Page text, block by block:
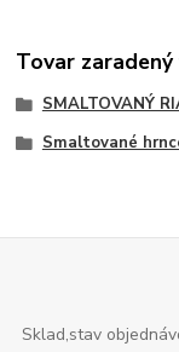
Tovar
SMALTOVANÝ
Smaltované
Sklad,stav